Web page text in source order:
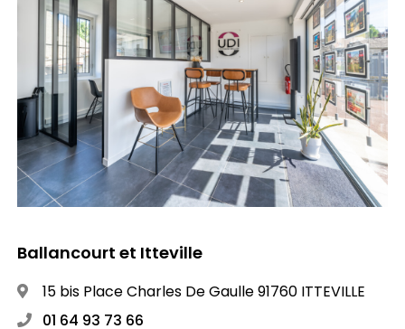
Ballancourt et Itteville
15 bis Place Charles De Gaulle 91760 ITTEVILLE
01 64 93 73 66